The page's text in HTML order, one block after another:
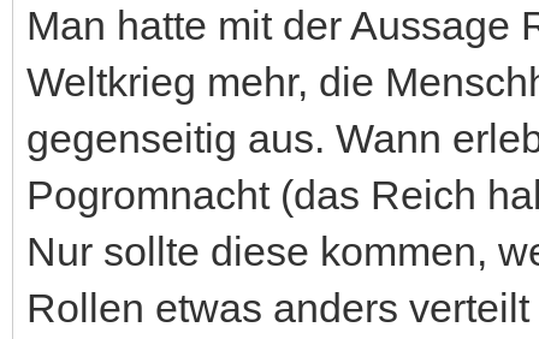
Man hatte mit der Aussage
Weltkrieg mehr, die
gegenseitig aus. Wann
Pogromnacht (das Reich
Nur sollte diese kommen,
Rollen etwas anders